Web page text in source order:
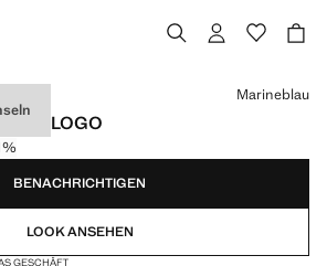
MIT LOGO
[CHF 12.95 ]
]
Marineblau
BENACHRICHTIGEN
LOOK ANSEHEN
GESCHÄFT